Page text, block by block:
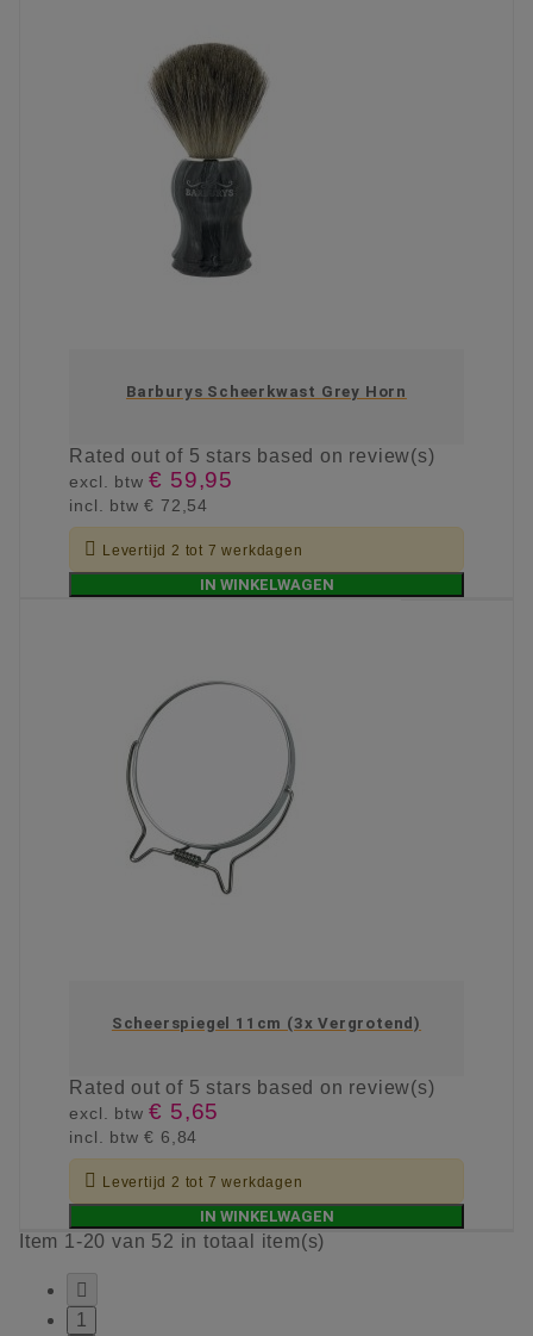
Barburys Scheerkwast Grey Horn
Ratedout of 5 stars based on review(s)
excl. btw€ 59,95
incl. btw€ 72,54
 Levertijd 2 tot 7 werkdagen
IN WINKELWAGEN
Scheerspiegel 11cm (3x Vergrotend)
Ratedout of 5 stars based on review(s)
excl. btw€ 5,65
incl. btw€ 6,84
 Levertijd 2 tot 7 werkdagen
IN WINKELWAGEN
Item 1-20 van 52 in totaal item(s)

1